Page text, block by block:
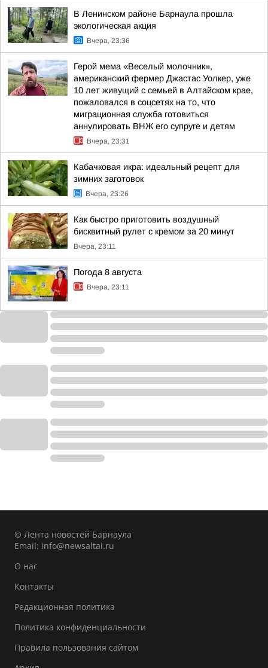
В Ленинском районе Барнаула прошла
экологическая акция
Вчера, 23:36
Герой мема «Веселый молочник»,
американский фермер Джастас Уолкер, уже
10 лет живущий с семьей в Алтайском крае,
пожаловался в соцсетях на то, что
миграционная служба готовиться
аннулировать ВНЖ его супруге и детям
Вчера, 23:31
Кабачковая икра: идеальный рецепт для
зимних заготовок
Вчера, 23:26
Как быстро приготовить воздушный
бисквитный рулет с кремом за 20 минут
Вчера, 23:11
Погода 8 августа
Вчера, 23:11
© Лента новостей Барнаула
Email: info@newsaltai.ru
О нас
Контакты
Редакционная политика
Политика конфиденциальности
Правила пользования сайтом